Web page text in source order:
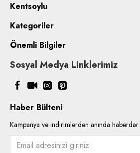
Kentsoylu
Kategoriler
Önemli Bilgiler
Sosyal Medya Linklerimiz
Haber Bülteni
Kampanya ve indirimlerden anında